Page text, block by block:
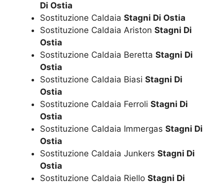
Di Ostia
Sostituzione Caldaia Stagni Di Ostia
Sostituzione Caldaia Ariston Stagni Di
Ostia
Sostituzione Caldaia Beretta Stagni Di
Ostia
Sostituzione Caldaia Biasi Stagni Di
Ostia
Sostituzione Caldaia Ferroli Stagni Di
Ostia
Sostituzione Caldaia Immergas Stagni Di
Ostia
Sostituzione Caldaia Junkers Stagni Di
Ostia
Sostituzione Caldaia Riello Stagni Di